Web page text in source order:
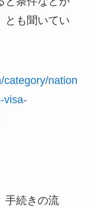
とも聞いてい
category/nation
visa-
手続きの流